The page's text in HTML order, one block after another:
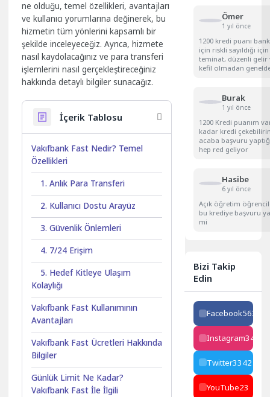
ne olduğu, temel özellikleri, avantajları
ve kullanıcı yorumlarına değinerek, bu
hizmetin tüm yönlerini kapsamlı bir
şekilde inceleyeceğiz. Ayrıca, hizmete
nasıl kaydolacağınız ve para transferi
işlemlerini nasıl gerçekleştireceğiniz
hakkında detaylı bilgiler sunacağız.
İçerik Tablosu
Vakıfbank Fast Nedir? Temel
Özellikleri
1. Anlık Para Transferi
2. Kullanıcı Dostu Arayüz
3. Güvenlik Önlemleri
4. 7/24 Erişim
5. Hedef Kitleye Ulaşım
Kolaylığı
Vakıfbank Fast Kullanımının
Avantajları
Vakıfbank Fast Ücretleri Hakkında
Bilgiler
Günlük Limit Ne Kadar?
Vakıfbank Fast İle İlgili
Ömer
1 yıl önce
1200 kredi puanı
için riskli sayıldığı için
teminat, düzenli gelir
kefil olmadan
Burak
1 yıl önce
1200 Kredi puanım
kadar kredi
acaba başvuru
hep red geliyor
Hasibe
6 yıl önce
Açık öğretim
bu krediye başvuru
mi
Bizi Takip
Edin
Facebook563
Instagram34223
Twitter3342
YouTube23